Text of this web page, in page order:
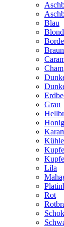
Blau
Blond
Braun
Grau
Lila
Rot